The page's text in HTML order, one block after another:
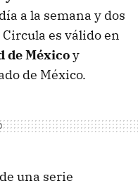
a la semana y dos
es válido en
de Méxicoy
de México.
una serie